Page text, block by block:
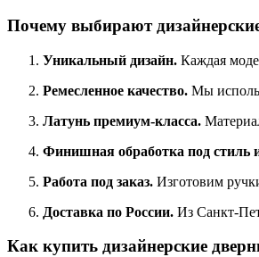
Почему выбирают
Уникальный дизайн. Каждая
Ремесленное качество. Мы
Латунь премиум-класса.
Финишная обработка под стиль
Работа под заказ. Изготовим
Доставка по России. Из Санкт-
Как купить дизайнерские